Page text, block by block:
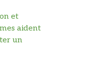
et
aident
un